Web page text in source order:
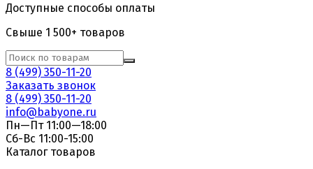
Доступные способы оплаты
Свыше 1 500+ товаров
8 (499) 350-11-20
Заказать звонок
8 (499) 350-11-20
info@babyone.ru
Пн—Пт 11:00—18:00
Сб-Вс 11:00-15:00
Каталог товаров